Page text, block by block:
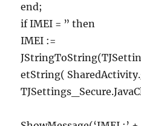
end;
if IMEI = ” then
IMEI :=
etString(